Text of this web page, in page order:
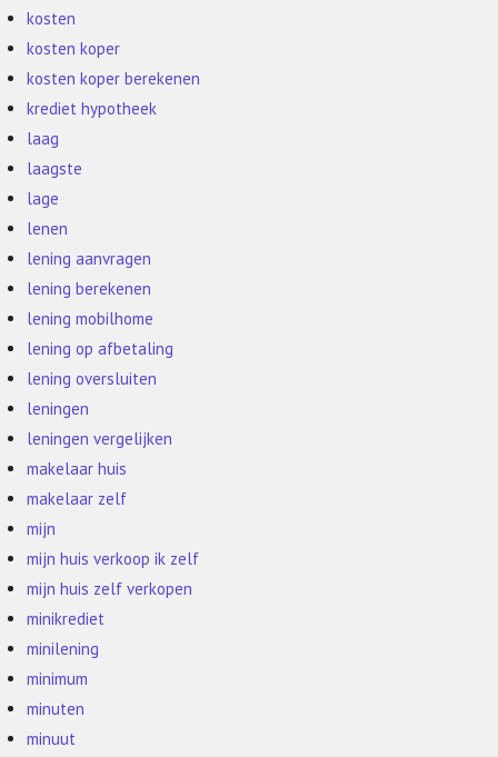
kosten
kosten koper
kosten koper berekenen
krediet hypotheek
laag
laagste
lage
lenen
lening aanvragen
lening berekenen
lening mobilhome
lening op afbetaling
lening oversluiten
leningen
leningen vergelijken
makelaar huis
makelaar zelf
mijn
mijn huis verkoop ik zelf
mijn huis zelf verkopen
minikrediet
minilening
minimum
minuten
minuut